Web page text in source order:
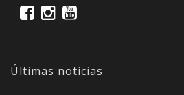
Últimas notícias